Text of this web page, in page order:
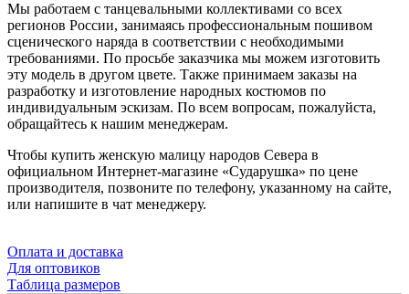
Мы работаем с танцевальными коллективами со всех
регионов России, занимаясь профессиональным пошивом
сценического наряда в соответствии с необходимыми
требованиями. По просьбе заказчика мы можем изготовить
эту модель в другом цвете. Также принимаем заказы на
разработку и изготовление народных костюмов по
индивидуальным эскизам. По всем вопросам, пожалуйста,
обращайтесь к нашим менеджерам.
Чтобы купить женскую малицу народов Севера в
официальном Интернет-магазине «Сударушка» по цене
производителя, позвоните по телефону, указанному на сайте,
или напишите в чат менеджеру.
Оплата и доставка
Для оптовиков
Таблица размеров